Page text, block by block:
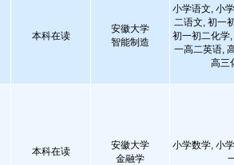
本科在读
安徽大学
智能制造
小学语文, 小
二语文, 初一
初一初二化学
一高二英语,
高三
本科在读
安徽大学
金融学
小学数学, 小